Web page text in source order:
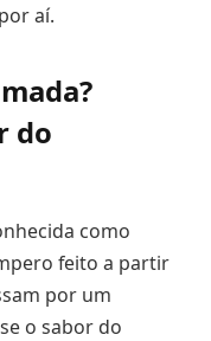
aí.
do
como
feito a partir
por um
o sabor do